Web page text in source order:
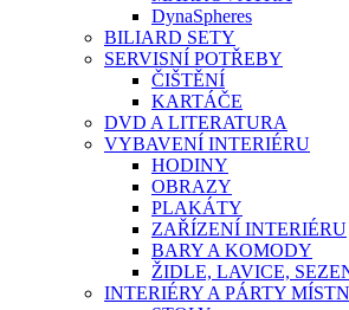
DynaSpheres
BILIARD SETY
SERVISNÍ POTŘEBY
ČIŠTĚNÍ
KARTÁČE
DVD A LITERATURA
VYBAVENÍ INTERIÉRU
HODINY
OBRAZY
PLAKÁTY
ZAŘÍZENÍ INTERIÉRU
BARY A KOMODY
ŽIDLE, LAVICE,
INTERIÉRY A PÁRTY